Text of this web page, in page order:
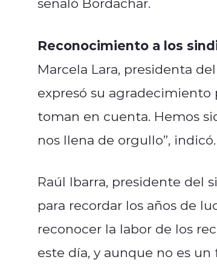
Reconocimiento a los
Marcela Lara, presidenta
expresó su agradecimiento
toman en cuenta. Hemos
nos llena de orgullo”, indicó.
Raúl Ibarra, presidente del
para recordar los años de
reconocer la labor de los
este día, y aunque no es